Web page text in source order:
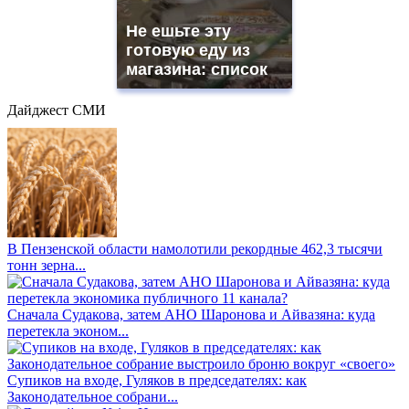
Не ешьте эту
готовую еду из
магазина: список
Дайджест СМИ
В Пензенской области намолотили рекордные 462,3 тысячи
тонн зерна...
Сначала Судакова, затем АНО Шаронова и Айвазяна: куда
перетекла эконом...
Супиков на входе, Гуляков в председателях: как
Законодательное собрани...